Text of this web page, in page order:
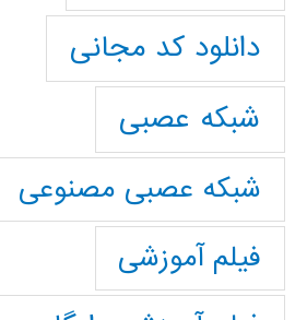
دانلود کد مجانی
شبکه عصبی
شبکه عصبی مصنوعی
فیلم آموزشی